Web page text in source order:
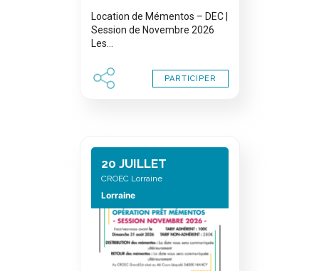
Location de Mémentos – DEC |
Session de Novembre 2026
Les…
PARTICIPER
20 JUILLET
CROEC Lorraine
Lorraine